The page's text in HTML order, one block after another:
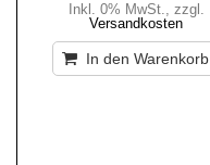
Inkl. 0% MwSt., zzgl.
Versandkosten
In den Warenkorb